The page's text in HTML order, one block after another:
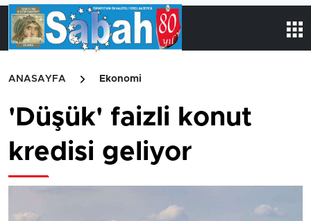
ANASAYFA Ekonomi
'Düşük' faizli konut
kredisi geliyor